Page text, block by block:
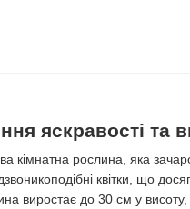
яскравості та
кімнатна рослина, яка
квітки, що
виростає до 30 см у висоту,